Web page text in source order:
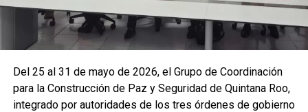
Del 25 al 31 de mayo de 2026, el Grupo de Coordinación
para la Construcción de Paz y Seguridad de Quintana Roo,
integrado por autoridades de los tres órdenes de gobierno